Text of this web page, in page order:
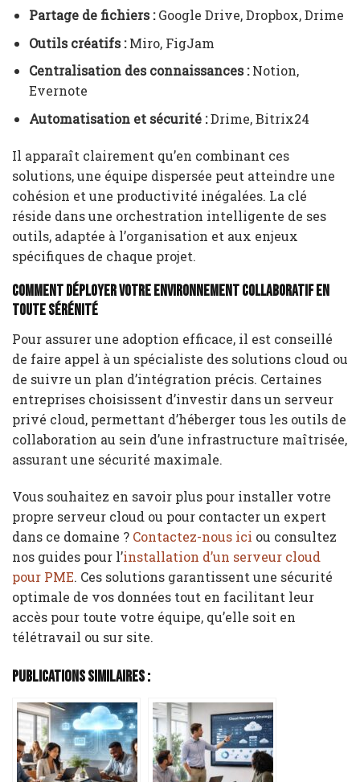
Partage de fichiers :Google Drive, Dropbox, Drime
Outils créatifs :Miro, FigJam
Centralisation des connaissances :Notion,
Evernote
Automatisation et sécurité :Drime, Bitrix24
Il apparaît clairement qu’en combinant ces
solutions, une équipe dispersée peut atteindre une
cohésion et une productivité inégalées. La clé
réside dans une orchestration intelligente de ses
outils, adaptée à l’organisation et aux enjeux
spécifiques de chaque projet.
Comment déployer votre environnement collaboratif en
toute sérénité
Pour assurer une adoption efficace, il est conseillé
de faire appel à un spécialiste des solutions cloud ou
de suivre un plan d’intégration précis. Certaines
entreprises choisissent d’investir dans un serveur
privé cloud, permettant d’héberger tous les outils de
collaboration au sein d’une infrastructure maîtrisée,
assurant une sécurité maximale.
Vous souhaitez en savoir plus pour installer votre
propre serveur cloud ou pour contacter un expert
dans ce domaine ? Contactez-nous ici ou consultez
nos guides pour l’installation d’un serveur cloud
pour PME. Ces solutions garantissent une sécurité
optimale de vos données tout en facilitant leur
accès pour toute votre équipe, qu’elle soit en
télétravail ou sur site.
Publications Similaires :